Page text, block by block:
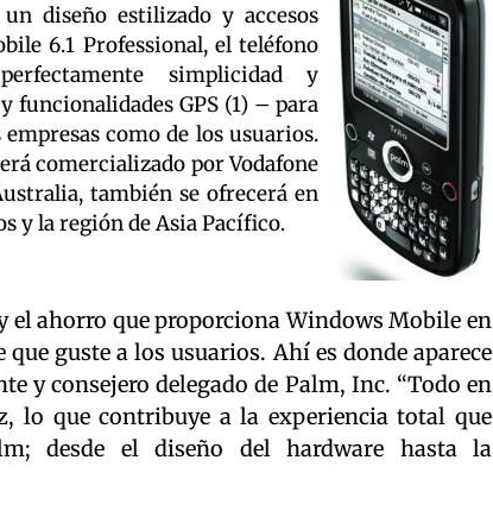
diseño estilizado y accesos
6.1 Professional, el teléfono
simplicidad y
GPS (1) – para
como de los usuarios.
comercializado por Vodafone
también se ofrecerá en
y la región de Asia Pacífico.
el ahorro que proporciona Windows Mobile en
guste a los usuarios. Ahí es donde aparece
y consejero delegado de Palm, Inc. “Todo en
lo que contribuye a la experiencia total que
desde el diseño del hardware hasta la